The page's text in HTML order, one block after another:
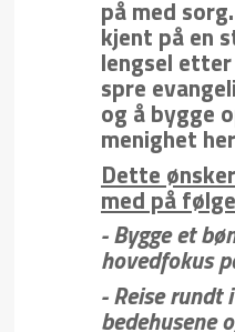
på med
kjent på en
lengsel
spre
og å bygge
menighet
Dette
med på
- Bygge et
hovedfokus
- Reise rundt
bedehusene